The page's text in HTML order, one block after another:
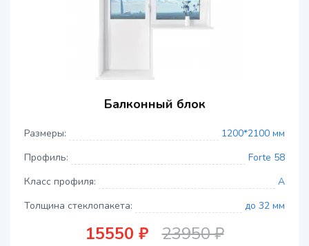
Балконный блок
Размеры:
1200*2100 мм
Профиль:
Forte 58
Класс профиля:
A
Толщина стеклопакета:
до 32 мм
15550 ₽ 23950 ₽